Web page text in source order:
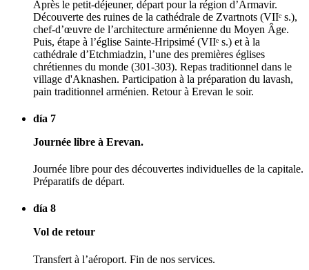
Après le petit-déjeuner, départ pour la région d’Armavir.
Découverte des ruines de la cathédrale de Zvartnots (VIIᵉ s.),
chef-d’œuvre de l’architecture arménienne du Moyen Âge.
Puis, étape à l’église Sainte-Hripsimé (VIIᵉ s.) et à la
cathédrale d’Etchmiadzin, l’une des premières églises
chrétiennes du monde (301-303). Repas traditionnel dans le
village d'Aknashen. Participation à la préparation du lavash,
pain traditionnel arménien. Retour à Erevan le soir.
día 7
Journée libre à Erevan.
Journée libre pour des découvertes individuelles de la capitale.
Préparatifs de départ.
día 8
Vol de retour
Transfert à l’aéroport. Fin de nos services.